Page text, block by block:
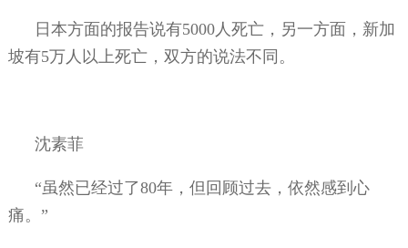
日本方面的报告说有5000 人死亡，另一方面，新加
坡有5万人以上死亡，双方的说法不同。
沈素菲
“虽然已经过了80年，但回顾过去，依然感到心
痛。”